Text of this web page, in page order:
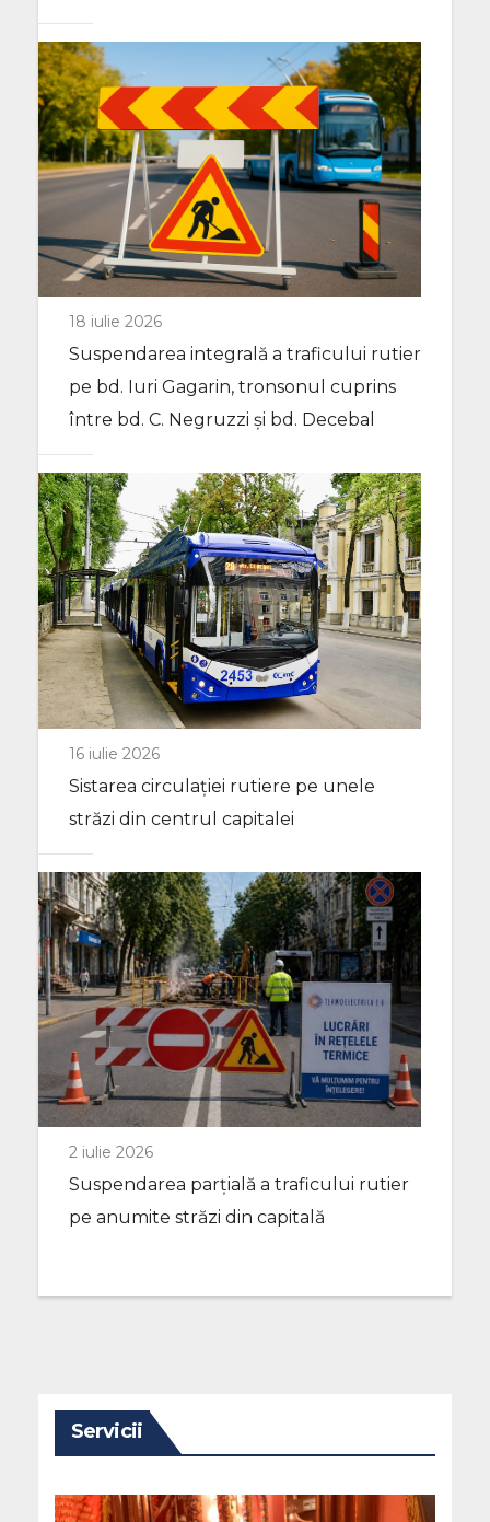
18 iulie 2026
Suspendarea integrală a traficului rutier
pe bd. Iuri Gagarin, tronsonul cuprins
între bd. C. Negruzzi și bd. Decebal
16 iulie 2026
Sistarea circulației rutiere pe unele
străzi din centrul capitalei
2 iulie 2026
Suspendarea parțială a traficului rutier
pe anumite străzi din capitală
Servicii